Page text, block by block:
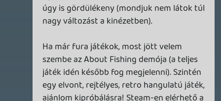
Stadia HUN
GAME INFORMER